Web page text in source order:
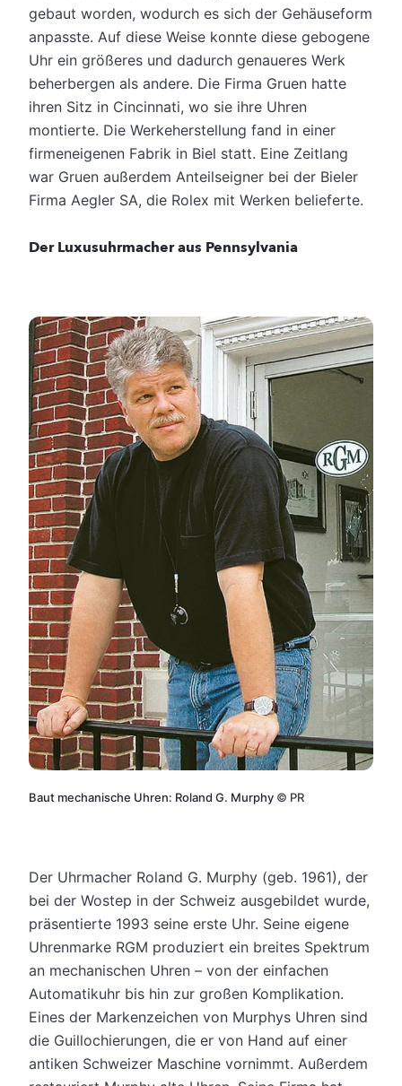
gebaut worden, wodurch es sich der Gehäuseform
anpasste. Auf diese Weise konnte diese gebogene
Uhr ein größeres und dadurch genaueres Werk
beherbergen als andere. Die Firma Gruen hatte
ihren Sitz in Cincinnati, wo sie ihre Uhren
montierte. Die Werkeherstellung fand in einer
firmeneigenen Fabrik in Biel statt. Eine Zeitlang
war Gruen außerdem Anteilseigner bei der Bieler
Firma Aegler SA, die Rolex mit Werken belieferte.
Der Luxusuhrmacher aus Pennsylvania
Baut mechanische Uhren: Roland G. Murphy © PR
Der Uhrmacher Roland G. Murphy (geb. 1961), der
bei der Wostep in der Schweiz ausgebildet wurde,
präsentierte 1993 seine erste Uhr. Seine eigene
Uhrenmarke RGM produziert ein breites Spektrum
an mechanischen Uhren – von der einfachen
Automatikuhr bis hin zur großen Komplikation.
Eines der Markenzeichen von Murphys Uhren sind
die Guillochierungen, die er von Hand auf einer
antiken Schweizer Maschine vornimmt. Außerdem